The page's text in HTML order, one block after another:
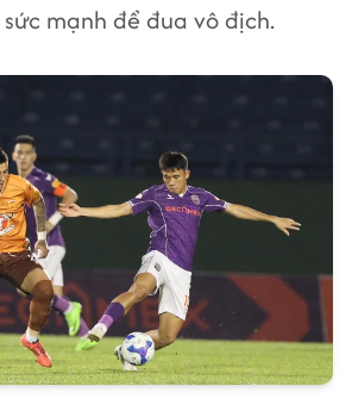
sức mạnh để đua vô địch.